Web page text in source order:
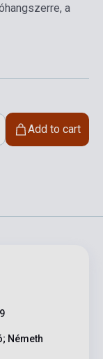
a
Add to cart
Németh